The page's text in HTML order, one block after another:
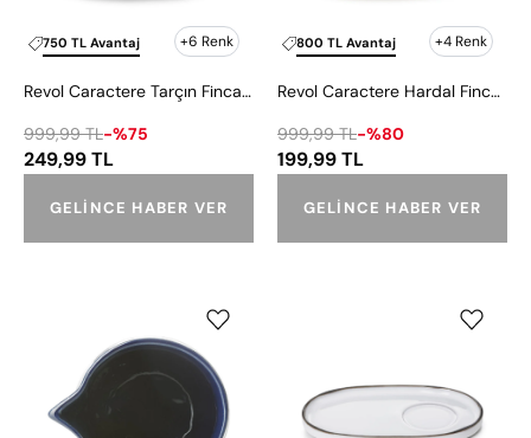
+6 Renk
750 TL Avantaj
Revol Caractere Tarçın Fincan Tabağı 3x8 cm
999,99 TL-%75
249,99 TL
GELINCE HABER VER
+4 Renk
800 TL Avantaj
Revol Caractere Hardal Fincan Tabağı 13x8 cm
999,99 TL-%80
199,99 TL
GELINCE HABER VER
Mavi
Krema
Caractere
Beyaz
Fincan